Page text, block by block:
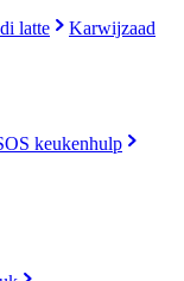
latte Karwijzaad
keukenhulp